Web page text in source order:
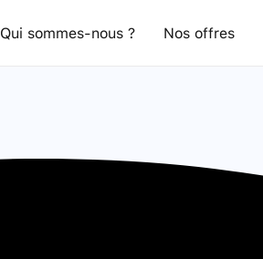
Qui sommes-nous ? Nos offres